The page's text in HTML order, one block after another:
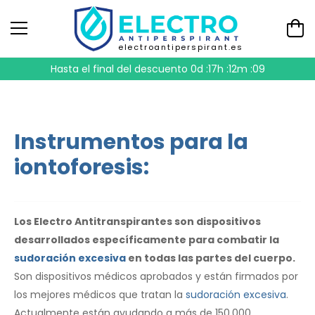
electroantiperspirant.es
Hasta el final del descuento 0d :17h :12m :09
Instrumentos para la
iontoforesis:
Los Electro Antitranspirantes son dispositivos
desarrollados específicamente para combatir la
sudoración excesiva en todas las partes del cuerpo.
Son dispositivos médicos aprobados y están firmados por
los mejores médicos que tratan la sudoración excesiva.